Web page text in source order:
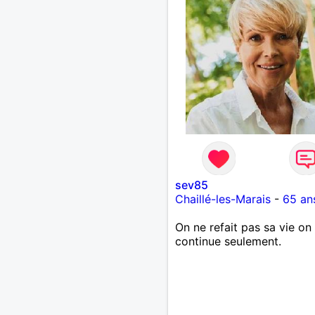
sev85
Chaillé-les-Marais- 65
On ne refait pas sa vie on
continue seulement.